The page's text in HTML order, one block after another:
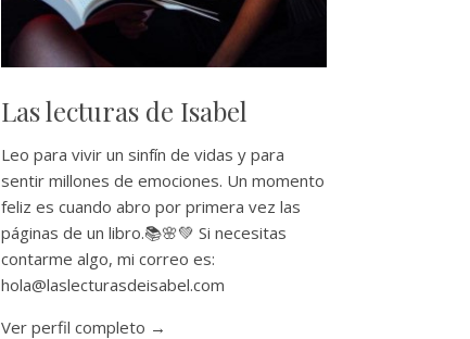
Las lecturas de Isabel
Leo para vivir un sinfín de vidas y para
sentir millones de emociones. Un momento
feliz es cuando abro por primera vez las
páginas de un libro.📚🌸💚 Si necesitas
contarme algo, mi correo es:
hola@laslecturasdeisabel.com
Ver perfil completo →